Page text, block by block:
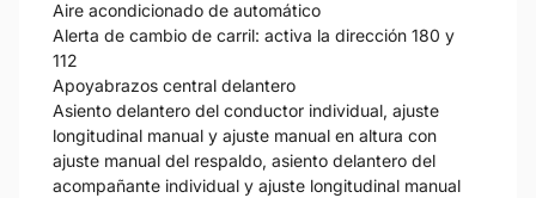
Aire acondicionado de automático
Alerta de cambio de carril: activa la dirección 180 y
112
Apoyabrazos central delantero
Asiento delantero del conductor individual, ajuste
longitudinal manual y ajuste manual en altura con
ajuste manual del respaldo, asiento delantero del
acompañante individual y ajuste longitudinal manual